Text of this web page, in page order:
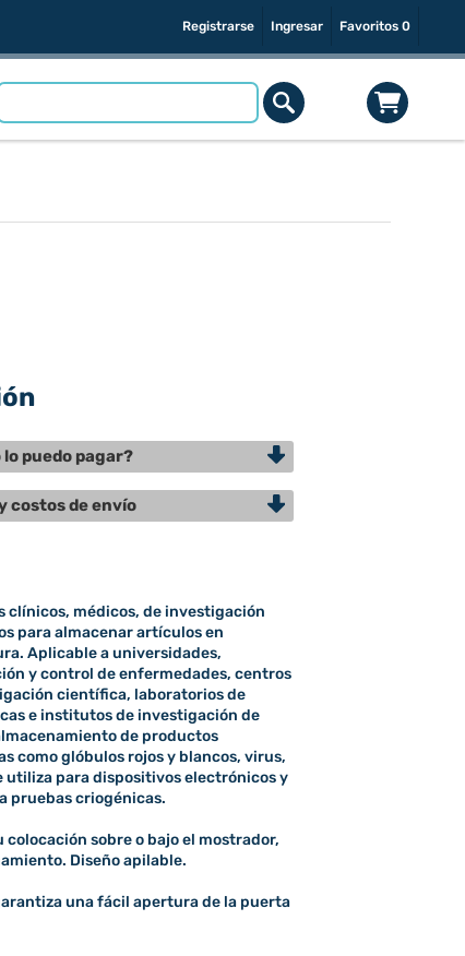
Registrarse Ingresar Favoritos 0
lo puedo pagar?
costos de envío
clínicos, médicos, de investigación
para almacenar artículos en
Aplicable a universidades,
y control de enfermedades, centros
científica, laboratorios de
e institutos de investigación de
de productos
como glóbulos rojos y blancos, virus,
utiliza para dispositivos electrónicos y
pruebas criogénicas.
sobre o bajo el mostrador,
Diseño apilable.
una fácil apertura de la puerta